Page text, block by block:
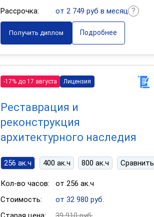
Рассрочка:
от 2 749 руб в месяц
Получить диплом Подробнее
-17% до 17 августа Лицензия
Реставрация и
реконструкция
архитектурного наследия
256 ак.ч 400 ак.ч 800 ак.ч Сравнить
Кол-во часов:
от 256 ак.ч
Стоимость:
от 32 980 руб.